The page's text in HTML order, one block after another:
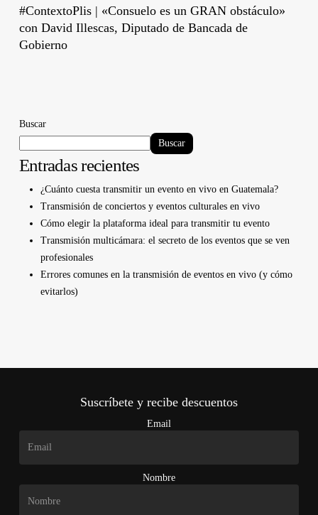
#ContextoPlis | «Consuelo es un GRAN obstáculo»
con David Illescas, Diputado de Bancada de
Gobierno
Buscar
Buscar
Entradas recientes
¿Cuánto cuesta transmitir un evento en vivo en Guatemala?
Transmisión de conciertos y eventos culturales en vivo
Cómo elegir la plataforma ideal para transmitir tu evento
Transmisión multicámara: el secreto de los eventos que se ven
profesionales
Errores comunes en la transmisión de eventos en vivo (y cómo
evitarlos)
Suscríbete y recibe descuentos
Email
Nombre